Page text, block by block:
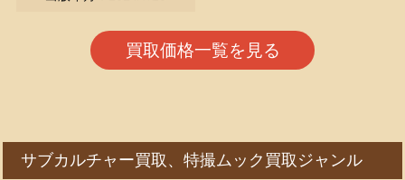
買取価格一覧を見る
サブカルチャー買取、特撮ムック買取ジャンル